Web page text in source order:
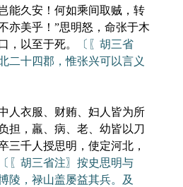
能久安！何如乘间取贼，转
亦美乎！”思明怒，命张于木
，以至于死。
〔〖胡三省
二十四郡，惟张兴可以言义
衣服、财贿、妇人皆为所
担，羸、病、老、幼皆以刀
三千人授思明，使定河北，
〔〖胡三省注〗按史思明与
陵，禄山盖屡益其兵。及